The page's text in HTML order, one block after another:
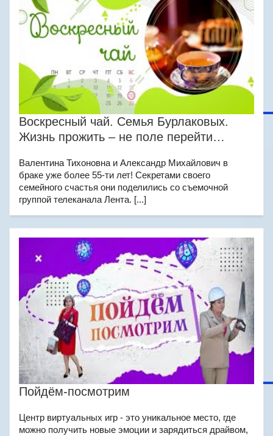
Воскресный чай. Семья Бурлаковых.
Жизнь прожить – не поле перейти…
Валентина Тихоновна и Александр Михайлович в
браке уже более 55-ти лет! Секретами своего
семейного счастья они поделились со съемочной
группой телеканала Лента. [...]
Пойдём-посмотрим
Центр виртуальных игр - это уникальное место, где
можно получить новые эмоции и зарядиться драйвом,